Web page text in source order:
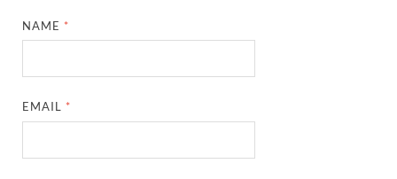
NAME *
EMAIL *